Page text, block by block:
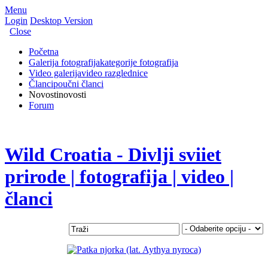
Menu
Login Desktop Version
Close
Početna
Galerija fotografijakategorije fotografija
Video galerijavideo razglednice
Člancipoučni članci
Novostinovosti
Forum
Wild Croatia - Divlji sviiet
prirode | fotografija | video |
članci